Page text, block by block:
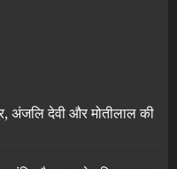
अंजलि देवी और मोतीलाल की